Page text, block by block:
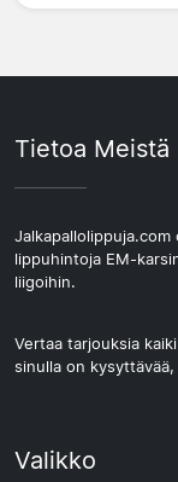
Tietoa Meistä
lippuhintoja EM-
liigoihin.
Vertaa tarjouksia
sinulla on
Valikko